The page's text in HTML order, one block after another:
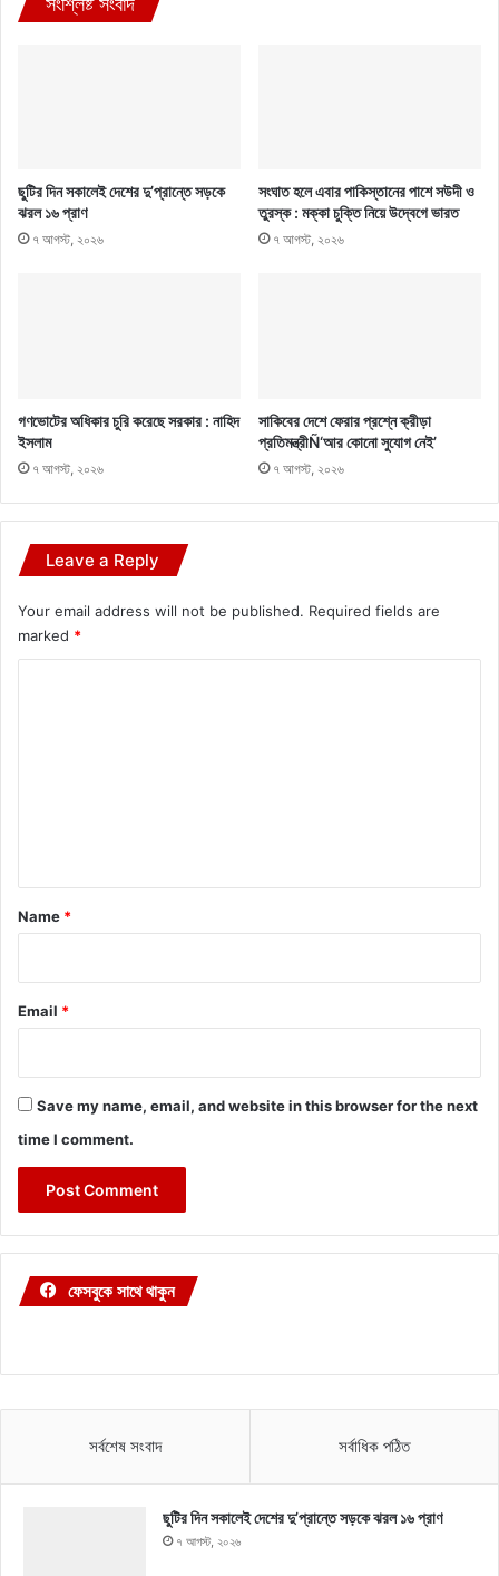
ছুটির দিন সকালেই দেশের দু’প্রান্তে সড়কে
ঝরল ১৬ প্রাণ
৭ আগস্ট, ২০২৬
সংঘাত হলে এবার পাকিস্তানের পাশে সউদী ও
তুরস্ক : মক্কা চুক্তি নিয়ে উদ্বেগে ভারত
৭ আগস্ট, ২০২৬
গণভোটের অধিকার চুরি করেছে সরকার : নাহিদ
ইসলাম
৭ আগস্ট, ২০২৬
সাকিবের দেশে ফেরার প্রশ্নে ক্রীড়া
প্রতিমন্ত্রীÑ‘আর কোনো সুযোগ নেই’
৭ আগস্ট, ২০২৬
Leave a Reply
Your email address will not be published. Required fields are
marked *
*
Name *
Email *
Save my name, email, and website in this browser for the next
time I comment.
ফেসবুকে সাথে থাকুন
সর্বশেষ সংবাদ সর্বাধিক পঠিত
ছুটির দিন সকালেই দেশের দু’প্রান্তে সড়কে ঝরল ১৬ প্রাণ
৭ আগস্ট, ২০২৬